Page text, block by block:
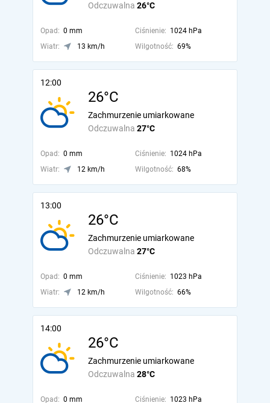
Odczuwalna 26°C
Opad: 0 mm Ciśnienie: 1024 hPa
Wiatr:
13 km/h Wilgotność: 69%
12:00
26°C
Odczuwalna 27°C
Zachmurzenie umiarkowane
Opad: 0 mm Ciśnienie: 1024 hPa
Wiatr:
12 km/h Wilgotność: 68%
13:00
26°C
Odczuwalna 27°C
Zachmurzenie umiarkowane
Opad: 0 mm Ciśnienie: 1023 hPa
Wiatr:
12 km/h Wilgotność: 66%
14:00
26°C
Odczuwalna 28°C
Zachmurzenie umiarkowane
Opad: 0 mm Ciśnienie: 1023 hPa